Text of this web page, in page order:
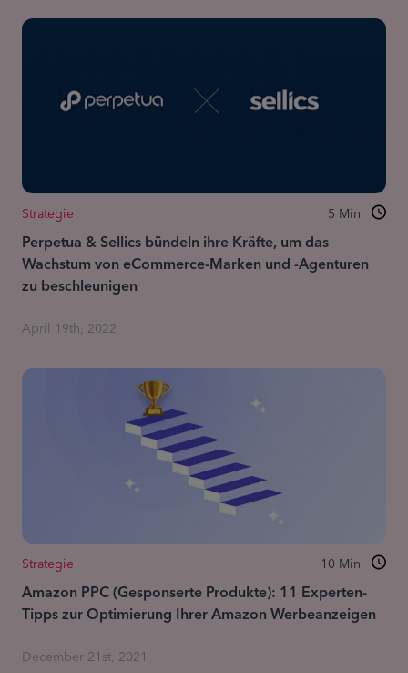
Strategie 5 Min
Perpetua & Sellics bündeln ihre Kräfte, um das
Wachstum von eCommerce-Marken und -Agenturen
zu beschleunigen
April 19th, 2022
Strategie 10 Min
Amazon PPC (Gesponserte Produkte): 11 Experten-
Tipps zur Optimierung Ihrer Amazon Werbeanzeigen
December 21st, 2021